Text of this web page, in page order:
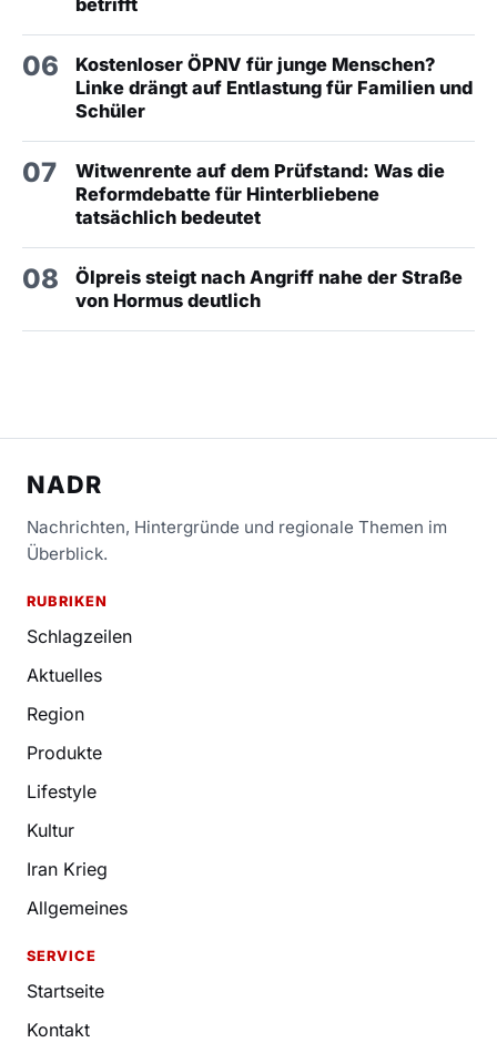
06
Kostenloser ÖPNV für junge Menschen?
Linke drängt auf Entlastung für Familien und
Schüler
07
Witwenrente auf dem Prüfstand: Was die
Reformdebatte für Hinterbliebene
tatsächlich bedeutet
08
Ölpreis steigt nach Angriff nahe der Straße
von Hormus deutlich
NADR
Nachrichten, Hintergründe und regionale Themen im
Überblick.
RUBRIKEN
Schlagzeilen
Aktuelles
Region
Produkte
Lifestyle
Kultur
Iran Krieg
Allgemeines
SERVICE
Startseite
Kontakt